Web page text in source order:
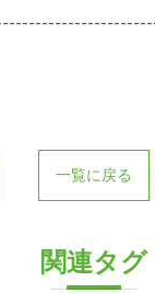
一覧に戻る
関連タグ